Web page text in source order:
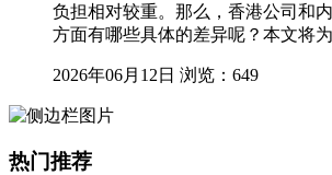
负担相对较重。那么，香港公司和
方面有哪些具体的差异呢？本文将为
2026年06月12日 浏览：649
热门推荐